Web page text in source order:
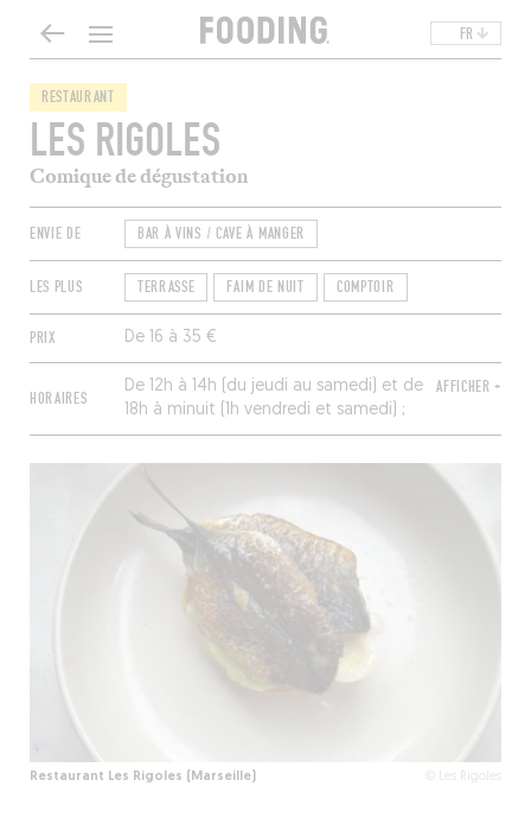
FR
RESTAURANT
LES RIGOLES
Comique de dégustation
ENVIE DE BAR À VINS / CAVE À MANGER
LES PLUS TERRASSE FAIM DE NUIT COMPTOIR
PRIX De 16 à 35 €
HORAIRES
De 12h à 14h (du jeudi au samedi) et de
18h à minuit (1h vendredi et samedi) ;
service de 12h à 13h30 et de 19h à
AFFICHER +
Restaurant Les Rigoles (Marseille) © Les Rigoles